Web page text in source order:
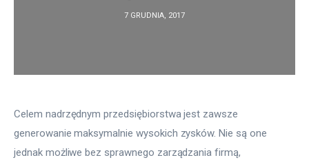
Więcej
7 GRUDNIA, 2017
Celem nadrzędnym przedsiębiorstwa jest zawsze
generowanie maksymalnie wysokich zysków. Nie są one
jednak możliwe bez sprawnego zarządzania firmą,